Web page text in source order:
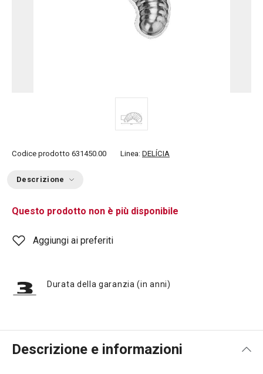
Codice prodotto 631450.00 Linea: DELÍCIA
Descrizione
Questo prodotto non è più disponibile
Aggiungi ai preferiti
Durata della garanzia (in anni)
Descrizione e informazioni